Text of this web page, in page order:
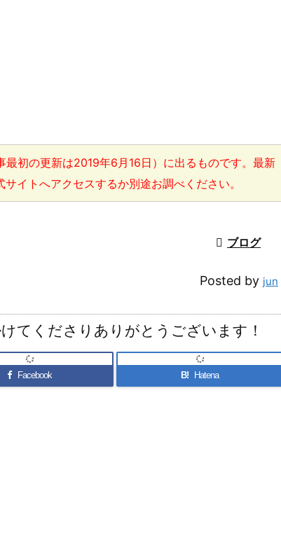
初の更新は2019年6月16日）に出るものです。最新
イトへアクセスするか別途お調べください。
 ブログ
Posted by jun
てくださりありがとうございます！
Facebook B! Hatena